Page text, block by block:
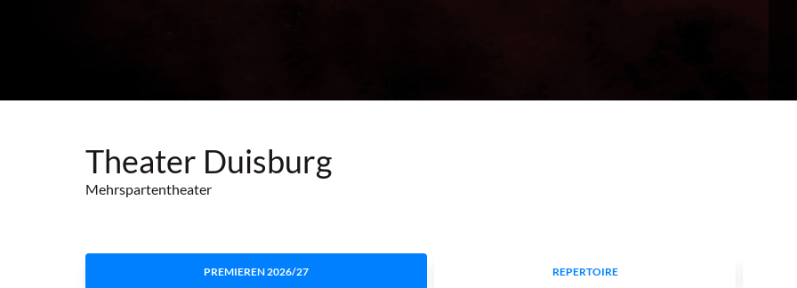
Theater Duisburg
Mehrspartentheater
PREMIEREN 2026/27 REPERTOIRE